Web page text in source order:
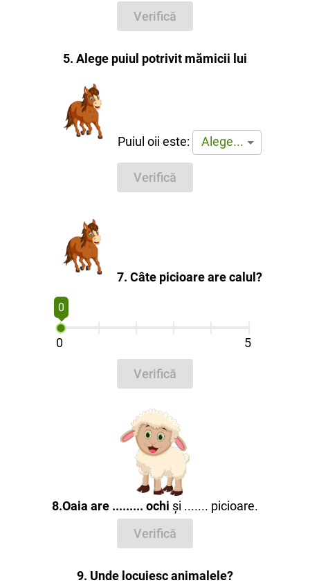
Verifică
5. Alege puiul potrivit mămicii lui
Puiul oii este: Alege...
Verifică
7. Câte picioare are calul?
0
0 5
Verifică
8.Oaia are ......... ochi și ....... picioare.
Verifică
9. Unde locuiesc animalele?